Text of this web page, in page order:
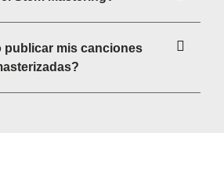
publicar mis canciones